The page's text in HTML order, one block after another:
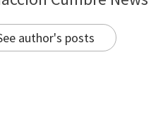
author's posts